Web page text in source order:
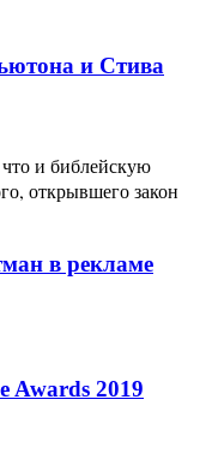
и Стива
что и библейскую
открывшего закон
в рекламе
Awards 2019